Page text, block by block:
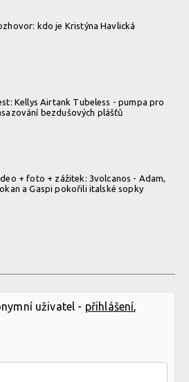
kdo je Kristýna Havlická
Kellys Airtank Tubeless - pumpa pro
bezdušových plášťů
+ foto + zážitek: 3volcanos - Adam,
a Gaspi pokořili italské sopky
uživatel - přihlášení,